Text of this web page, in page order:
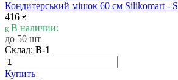
Кондитерський мішок 60 см Silikomart -
416 ₴
В наличии:
до 50 шт
Склад: В-1
Купить